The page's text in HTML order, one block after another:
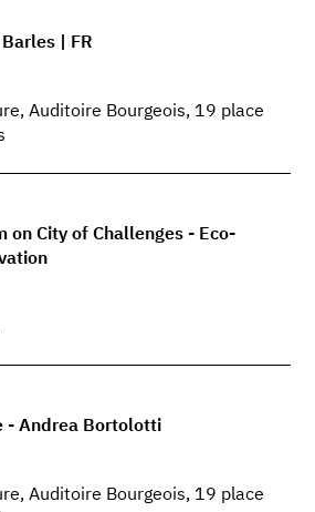
| FR
Auditoire Bourgeois, 19 place
on City of Challenges - Eco-
- Andrea Bortolotti
Auditoire Bourgeois, 19 place